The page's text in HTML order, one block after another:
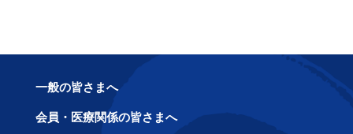
一般の皆さまへ
会員・医療関係の皆さまへ